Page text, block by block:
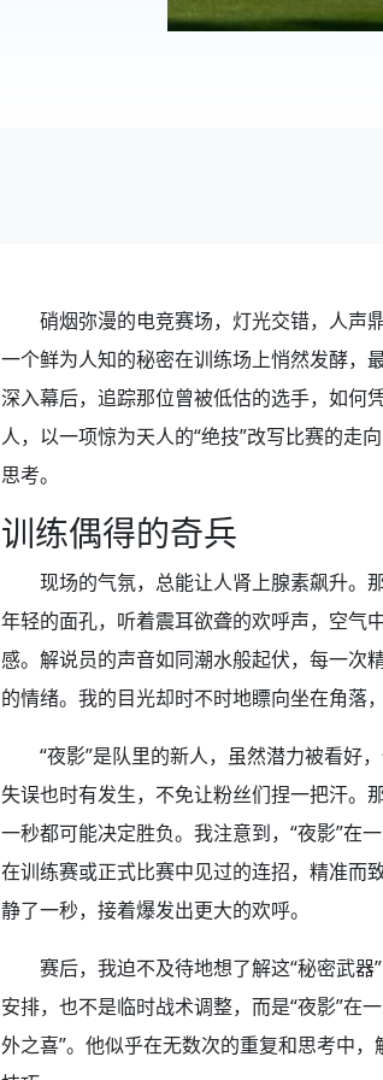
硝烟弥漫的电竞赛场，灯光交错，人声
一个鲜为人知的秘密在训练场上悄然发酵，
深入幕后，追踪那位曾被低估的选手，如何
人，以一项惊为天人的“绝技”改写比赛的走
思考。
训练偶得的奇兵
现场的气氛，总能让人肾上腺素飙升。
年轻的面孔，听着震耳欲聋的欢呼声，空气
感。解说员的声音如同潮水般起伏，每一次
的情绪。我的目光却时不时地瞟向坐在角落
“夜影”是队里的新人，虽然潜力被看好
失误也时有发生，不免让粉丝们捏一把汗。
一秒都可能决定胜负。我注意到，“夜影”在
在训练赛或正式比赛中见过的连招，精准而
静了一秒，接着爆发出更大的欢呼。
赛后，我迫不及待地想了解这“秘密武
安排，也不是临时战术调整，而是“夜影”在
外之喜”。他似乎在无数次的重复和思考中